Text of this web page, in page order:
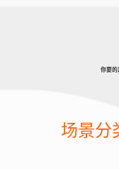
你要的
场景分